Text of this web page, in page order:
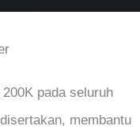
pada seluruh
membantu